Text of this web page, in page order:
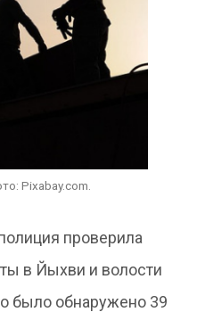
Pixabay.com.
проверила
в Йыхви и волости
было обнаружено 39